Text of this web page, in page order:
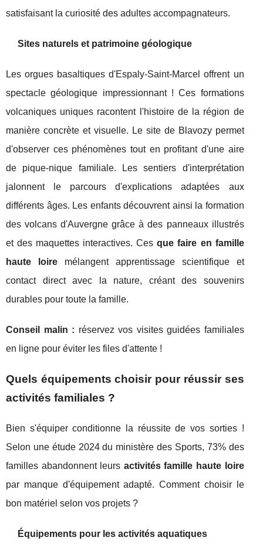
satisfaisant la curiosité des adultes accompagnateurs.
Sites naturels et patrimoine géologique
Les orgues basaltiques d'Espaly-Saint-Marcel offrent un
spectacle géologique impressionnant ! Ces formations
volcaniques uniques racontent l'histoire de la région de
manière concrète et visuelle. Le site de Blavozy permet
d'observer ces phénomènes tout en profitant d'une aire
de pique-nique familiale. Les sentiers d'interprétation
jalonnent le parcours d'explications adaptées aux
différents âges. Les enfants découvrent ainsi la formation
des volcans d'Auvergne grâce à des panneaux illustrés
et des maquettes interactives. Cesque faire en famille
haute loiremélangent apprentissage scientifique et
contact direct avec la nature, créant des souvenirs
durables pour toute la famille.
Conseil malin : réservez vos visites guidées familiales
en ligne pour éviter les files d'attente !
Quels équipements choisir pour réussir ses
activités familiales ?
Bien s'équiper conditionne la réussite de vos sorties !
Selon une étude 2024 du ministère des Sports, 73% des
familles abandonnent leurs activités famille haute loire
par manque d'équipement adapté. Comment choisir le
bon matériel selon vos projets ?
Équipements pour les activités aquatiques